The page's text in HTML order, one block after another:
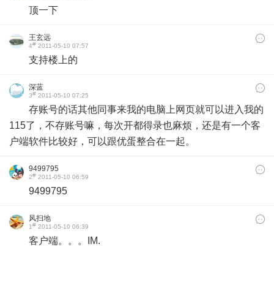
顶一下
王玄远
4# 2011-05-10 07:57
支持楼上的
深蓝
3# 2011-05-10 07:25
存账号的话其他同事来我的电脑上网页就可以进入我的
115了，不存账号嘛，每次开都得录也麻烦，还是有一个客
户端软件比较好，可以跟优蛋整合在一起。
9499795
2# 2011-05-10 06:59
9499795
风扫地
1# 2011-05-10 06:39
客户端。。。IM.